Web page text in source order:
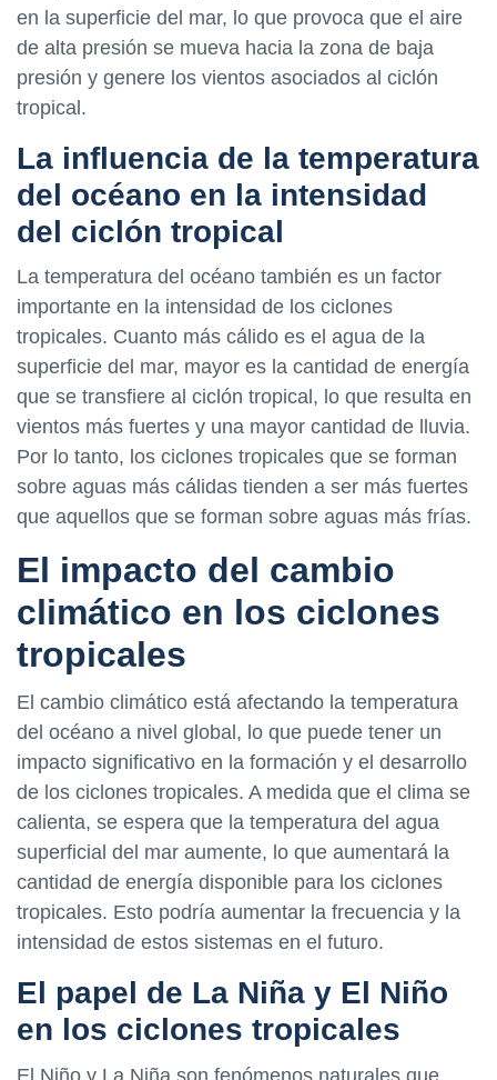
en la superficie del mar, lo que provoca que el aire
de alta presión se mueva hacia la zona de baja
presión y genere los vientos asociados al ciclón
tropical.
La influencia de la temperatura
del océano en la intensidad
del ciclón tropical
La temperatura del océano también es un factor
importante en la intensidad de los ciclones
tropicales. Cuanto más cálido es el agua de la
superficie del mar, mayor es la cantidad de energía
que se transfiere al ciclón tropical, lo que resulta en
vientos más fuertes y una mayor cantidad de lluvia.
Por lo tanto, los ciclones tropicales que se forman
sobre aguas más cálidas tienden a ser más fuertes
que aquellos que se forman sobre aguas más frías.
El impacto del cambio
climático en los ciclones
tropicales
El cambio climático está afectando la temperatura
del océano a nivel global, lo que puede tener un
impacto significativo en la formación y el desarrollo
de los ciclones tropicales. A medida que el clima se
calienta, se espera que la temperatura del agua
superficial del mar aumente, lo que aumentará la
cantidad de energía disponible para los ciclones
tropicales. Esto podría aumentar la frecuencia y la
intensidad de estos sistemas en el futuro.
El papel de La Niña y El Niño
en los ciclones tropicales
El Niño y La Niña son fenómenos naturales que